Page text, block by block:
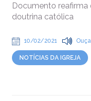
Documento reafirma
doutrina católica
10/02/2021 Ouça
NOTÍCIAS DA IGREJA